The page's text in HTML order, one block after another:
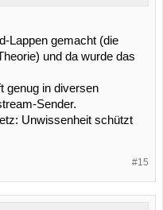
Lappen gemacht (die
und da wurde das
genug in diversen
Sender.
Unwissenheit schützt
#15